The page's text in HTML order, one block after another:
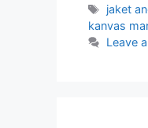
jaket
kanvas
Leave